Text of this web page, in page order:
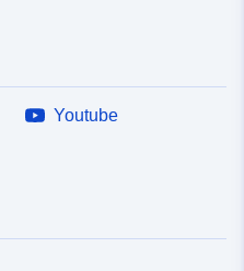
Youtube